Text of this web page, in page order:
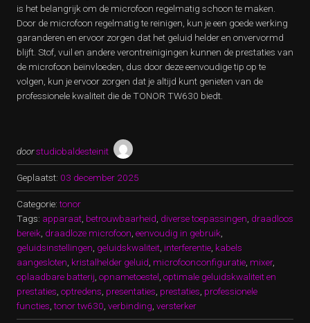
is het belangrijk om de microfoon regelmatig schoon te maken.
Door de microfoon regelmatig te reinigen, kun je een goede werking
garanderen en ervoor zorgen dat het geluid helder en onvervormd
blijft. Stof, vuil en andere verontreinigingen kunnen de prestaties van
de microfoon beïnvloeden, dus door deze eenvoudige tip op te
volgen, kun je ervoor zorgen dat je altijd kunt genieten van de
professionele kwaliteit die de TONOR TW630 biedt.
doorstudiobaldesteinit
Geplaatst: 03 december 2025
Categorie:tonor
Tags: apparaat betrouwbaarheid diverse toepassingen draadloos
bereik draadloze microfoon eenvoudig in gebruik
geluidsinstellingen geluidskwaliteit interferentie kabels
aangesloten kristalhelder geluid microfoonconfiguratie mixer,
oplaadbare batterij opnametoestel optimale geluidskwaliteit en
prestaties optredens presentaties prestaties professionele
functies ,tonor tw630 verbinding versterker